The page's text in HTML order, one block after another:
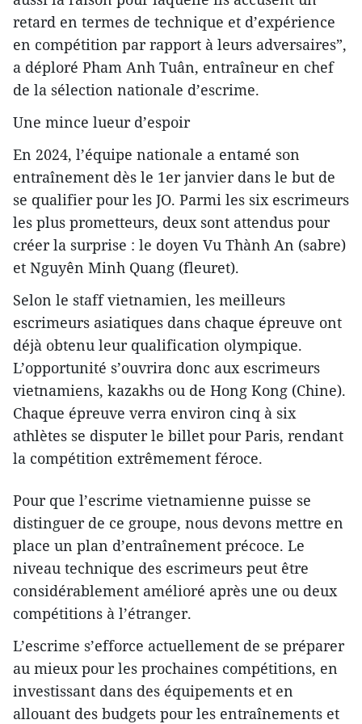
retard en termes de technique et d’expérience
en compétition par rapport à leurs adversaires”,
a déploré Pham Anh Tuân, entraîneur en chef
de la sélection nationale d’escrime.
Une mince lueur d’espoir
En 2024, l’équipe nationale a entamé son
entraînement dès le 1er janvier dans le but de
se qualifier pour les JO. Parmi les six escrimeurs
les plus prometteurs, deux sont attendus pour
créer la surprise : le doyen Vu Thành An (sabre)
et Nguyên Minh Quang (fleuret).
Selon le staff vietnamien, les meilleurs
escrimeurs asiatiques dans chaque épreuve ont
déjà obtenu leur qualification olympique.
L’opportunité s’ouvrira donc aux escrimeurs
vietnamiens, kazakhs ou de Hong Kong (Chine).
Chaque épreuve verra environ cinq à six
athlètes se disputer le billet pour Paris, rendant
la compétition extrêmement féroce.
Pour que l’escrime vietnamienne puisse se
distinguer de ce groupe, nous devons mettre en
place un plan d’entraînement précoce. Le
niveau technique des escrimeurs peut être
considérablement amélioré après une ou deux
compétitions à l’étranger.
L’escrime s’efforce actuellement de se préparer
au mieux pour les prochaines compétitions, en
investissant dans des équipements et en
allouant des budgets pour les entraînements et